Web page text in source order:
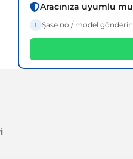
Aracınıza uyumlu mu
1 Şase no / model gönderin